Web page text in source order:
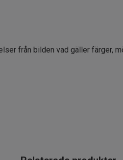
från bilden vad gäller färger,